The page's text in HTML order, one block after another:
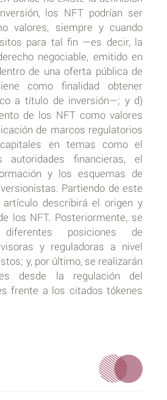
los NFT podrían ser
valores, siempre y cuando
para tal fin —es decir, la
negociable, emitido en
de una oferta pública de
como finalidad obtener
a título de inversión—; y d)
de los NFT como valores
de marcos regulatorios
en temas como el
financieras, el
y los esquemas de
Partiendo de este
artículo describirá el origen y
los NFT. Posteriormente, se
posiciones de
y reguladoras a nivel
y, por último, se realizarán
desde la regulación del
frente a los citados tókenes